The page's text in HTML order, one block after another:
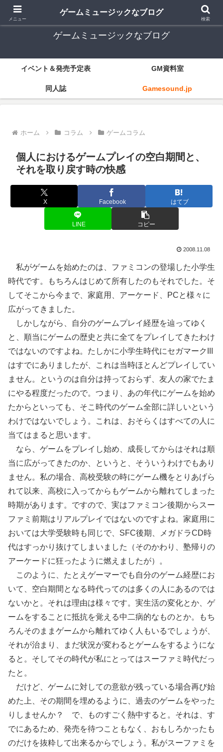
ゲーム音楽とレトロゲー中心
ゲームミュージックなブログ
イベント＆発売予定表 GM資料室
同人誌 Gamesound.jp
ホーム コラム ゲームコラム
個人におけるゲームプレイの空白期間と、
それを取り戻す時の快感
X Facebook はてブ
LINE コピー
2008.11.08
私がゲームを始めたのは、ファミコンの登場した小学生
時代です。もちろんはじめて所有したのもそれでした。そ
してそこから今まで、家庭用、アーケード、PCと様々に
広がってきました。
しかしながら、自分のゲームプレイ経歴を辿ってゆく
と、順当にゲームの歴史と共に全てをプレイしてきたわけ
ではないのですよね。たしかに小学生時代にセガマークIII
はすでにありましたが、これは当時ほとんどプレイしてい
ません。というのは自分は持っておらず、友人の家でたま
にやる程度だったので。つまり、あの年代にゲームを始め
たからといっても、そこ時代のゲーム全部に詳しいという
わけではないでしょう。これは、おそらくはすべての人に
当てはまると思います。
なら、ゲームをプレイし始め、成長してからはそれは順
当に広がってきたのか、というと、そういうわけでもあり
ません。私の場合、高校受験の時にゲーム機をとりあげら
れて以来、高校に入ってからもゲームから離れてしまった
時期があります。ですので、実はファミコン後期からスー
ファミ前期はリアルプレイではないのですよね。家庭用に
おいては大学受験時も同じで、SFC後期、メガドラCD時
代はすっかり抜けてしまいました（そのかわり、塾帰りの
アーケードに狂ったように燃えましたが）。
このように、たとえゲーマーでも自分のゲーム経歴にお
いて、空白期間となる時代ってのは多くの人にあるのでは
ないかと。それは理由は様々です。実生活の変化とか、ゲ
ームをすることに抵抗を覚える中二病的なものとか。もち
ろんそのままゲームから離れてゆく人もいるでしょうが、
それが治まり、まだ状況が変わるとゲームをするようにな
ると。そしてその時代が私にとってはスーファミ時代だっ
たと。
だけど、ゲームに対しての意欲が残っている場合再び始
めた上、その期間を埋めるように、過去のゲームをやった
りしませんか？ で、ものすごく熱中すると。それは、す
でにあるため、発売を待つこともなく、おもしろかったも
のだけを抜粋して出来るからでしょう。私がスーファミを
メニュー
ゲームミュージックなブログ
検索